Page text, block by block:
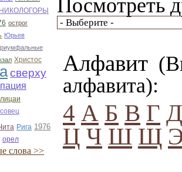
НИКОЛОГОРЫ
острог
Юрьев
Христос
сверху
Рига 1976
орел
слова >>
Посмотреть
Алфавит
алфавита):
4 А Б В Г Д
Ц Ч Ш Щ